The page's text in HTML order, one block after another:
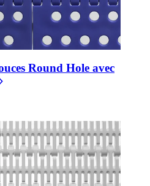
Round Hole avec